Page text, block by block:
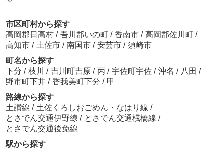
市区町村から探す
高岡郡日高村 / 吾川郡いの町 / 香南市 / 高岡郡佐川町 /
高知市 / 土佐市 / 南国市 / 安芸市 / 須崎市
町名から探す
下分 / 枝川 / 吉川町吉原 / 丙 / 宇佐町宇佐 / 沖名 / 八田 /
野市町下井 / 香我美町下分 / 甲
路線から探す
土讃線 / 土佐くろしおごめん・なはり線 /
とさでん交通伊野線 / とさでん交通桟橋線 /
とさでん交通後免線
駅から探す